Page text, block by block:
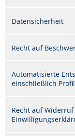
Datensicherheit
Recht auf
Automatisierte
einschließlich
Recht auf